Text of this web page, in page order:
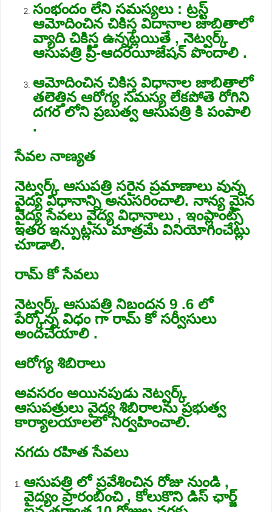
సంభందం లేని సమస్యలు : ట్రస్ట్
ఆమోదించిన చికిస్త విదానాల జాబితాలో
వ్యాది చికిస్త ఉన్నట్లయితే , నెట్వర్క్
ఆసుపత్రి ప్రీ-ఆదరయీజేషన్ పొందాలి .
ఆమోదించిన చికిస్త విధానాల జాబితాలో
తలెత్తిన ఆరోగ్య సమస్య లేకపోతె రోగిని
దగర లోని ప్రబుత్వ ఆసుపత్రి కి పంపాలి
.
సేవల నాణ్యత
నెట్వర్క్ ఆసుపత్రి సరైన ప్రమాణాలు వున్న
వైద్య విధానాన్ని అనుసరించాలి. నాన్య మైన
వైద్య సేవలు వైద్య విధానాలు , ఇంప్లాంట్స్
ఇతర ఇన్పుట్లను మాత్రమే వినియోగించేట్లు
చూడాలి.
రామ్ కో సేవలు
నెట్వర్క్ ఆసుపత్రి నిబందన 9 .6 లో
పేర్కొన్న విధం గా రామ్ కో సర్వీసులు
అందచేయాలి .
ఆరోగ్య శిబిరాలు
అవసరం అయినపుడు నెట్వర్క్
ఆసుపత్రులు వైద్య శిబిరాలను ప్రభుత్వ
కార్యాలయాలలో నిర్వహించాలి.
నగదు రహిత సేవలు
ఆసుపత్రి లో ప్రవేశించిన రోజు నుండి ,
వైద్యం ప్రారంబించి , కోలుకొని డిస్ ఛార్జ్